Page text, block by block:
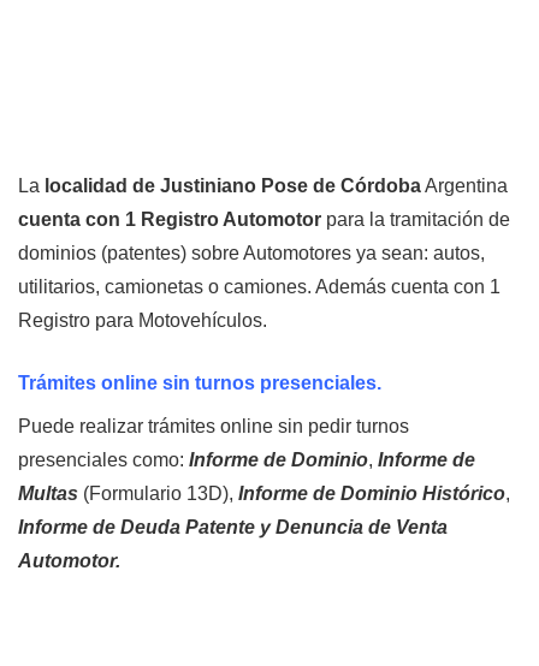
La localidad de Justiniano Pose de CórdobaArgentina
cuenta con 1 Registro Automotor para la tramitación de
dominios (patentes) sobre Automotores ya sean: autos,
utilitarios, camionetas o camiones. Además cuenta con 1
Registro para Motovehículos.
Trámites online sin turnos presenciales.
Puede realizar trámites online sin pedir turnos
presenciales como: Informe de Dominio, Informe de
Multas (Formulario 13D), Informe de Dominio Histórico,
Informe de Deuda Patente y Denuncia de Venta
Automotor.